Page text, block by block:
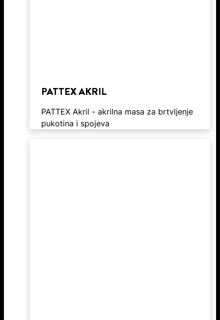
PATTEX AKRIL
PATTEX Akril - akrilna masa za brtvljenje
pukotina i spojeva